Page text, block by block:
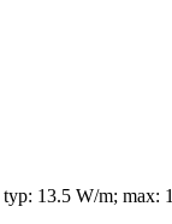
typ: 13.5 W/m; max: